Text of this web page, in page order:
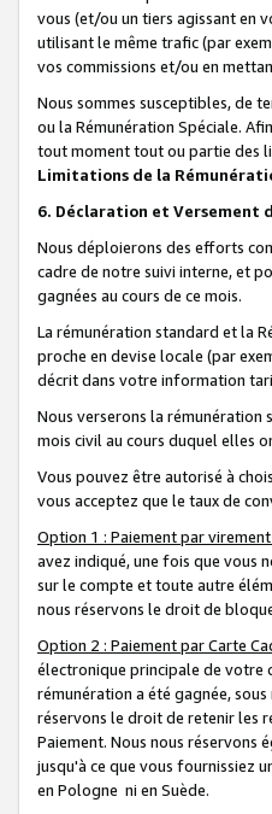
vous (et/ou un tiers agissant en
utilisant le même trafic (par
vos commissions et/ou en
Nous sommes susceptibles, de
ou la Rémunération Spéciale.
tout moment tout ou partie des
Limitations de la
6. Déclaration et Versement
Nous déploierons des efforts
cadre de notre suivi interne, et
gagnées au cours de ce mois.
La rémunération standard et la
proche en devise locale (par
décrit dans votre information
Nous verserons la rémunération
mois civil au cours duquel elles
Vous pouvez être autorisé à
vous acceptez que le taux de
Option 1 : Paiement par
avez indiqué, une fois que vous
sur le compte et toute autre
nous réservons le droit de
Option 2 : Paiement par Carte
électronique principale de votre
rémunération a été gagnée,
réservons le droit de retenir les
Paiement. Nous nous réservons
jusqu'à ce que vous fournissiez
en Pologne ni en Suède.